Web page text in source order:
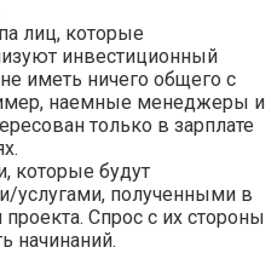
лиц, которые
инвестиционный
иметь ничего общего с
наемные менеджеры и
только в зарплате
которые будут
услугами, полученными в
проекта. Спрос с их стороны
начинаний.